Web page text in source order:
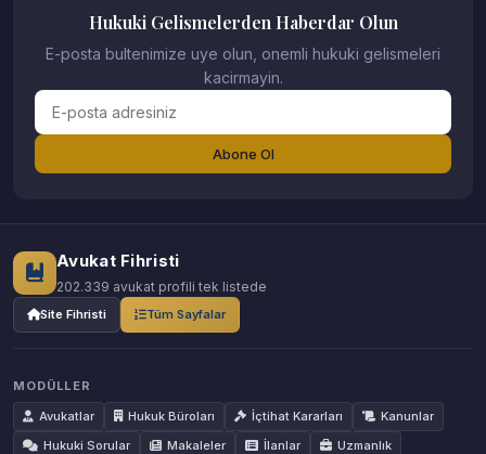
Hukuki Gelismelerden Haberdar Olun
E-posta bultenimize uye olun, onemli hukuki gelismeleri
kacirmayin.
Abone Ol
Avukat Fihristi
202.339 avukat profili tek listede
Site Fihristi Tüm Sayfalar
MODÜLLER
Avukatlar
Hukuk Büroları İçtihat Kararları
Kanunlar
Hukuki Sorular
Makaleler İlanlar
Uzmanlık